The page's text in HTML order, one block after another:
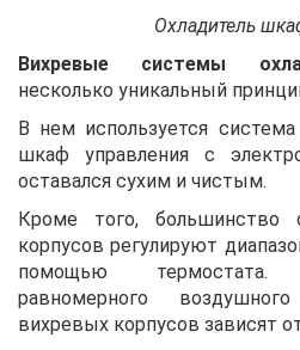
Охладитель
Вихревые системы
несколько уникальный
В нем используется
шкаф управления с
оставался сухим и чистым.
Кроме того, большинство
корпусов регулируют
помощью термостата.
равномерного
вихревых корпусов зависят